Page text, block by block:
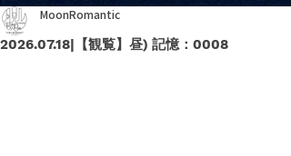
2026.07.18|【観覧】昼) 記憶：0008
MoonRomantic